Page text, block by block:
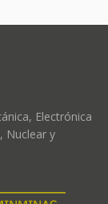
Electrónica
Nuclear y